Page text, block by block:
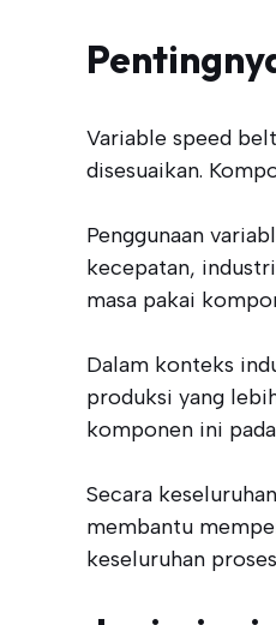
Variable speed
disesuaikan.
Penggunaan
kecepatan,
masa pakai
Dalam konteks
produksi yang
komponen ini
Secara
membantu
keseluruhan